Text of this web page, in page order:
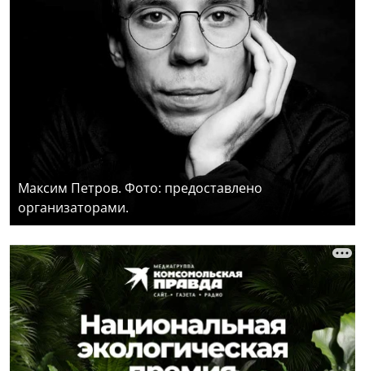
Максим Петров. Фото: предоставлено
организаторами.